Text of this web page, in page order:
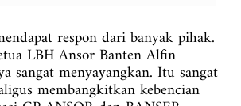
respon dari banyak pihak.
LBH Ansor Banten Alfin
sangat menyayangkan. Itu sangat
membangkitkan kebencian